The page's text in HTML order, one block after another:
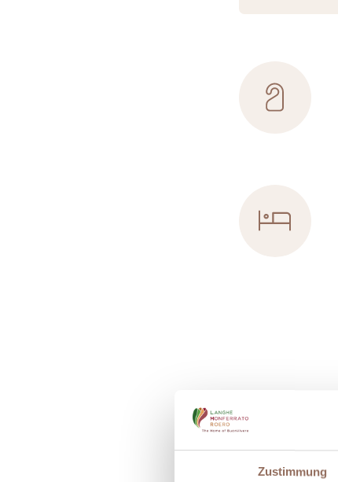
Zustimmung